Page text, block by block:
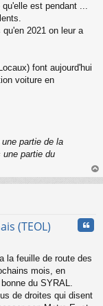
est pendant ...
2021 on leur a
font aujourd'hui
voiture en
partie de la
partie du
au
(TEOL)
la feuille de route des
mois, en
du SYRAL.
de droites qui disent